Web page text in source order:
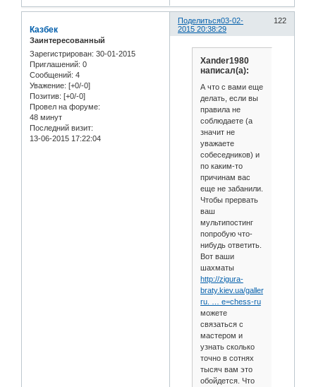
Поделиться 122
03-02-
2015 20:38:29
Казбек
Заинтересованный
Зарегистрирован: 30-01-2015
Приглашений: 0
Сообщений: 4
Уважение: [+0/-0]
Позитив: [+0/-0]
Провел на форуме:
48 минут
Последний визит:
13-06-2015 17:22:04
Xander1980
написал(а):
А что с вами еще
делать, если вы
правила не
соблюдаете (а
значит не
уважаете
собеседников) и
по каким-то
причинам вас
еще не забанили.
Чтобы прервать
ваш
мультипостинг
попробую что-
нибудь ответить.
Вот ваши
шахматы
http://zigura-
braty.kiev.ua/gallery-
ru. … e=chess-ru
можете
связаться с
мастером и
узнать сколько
точно в сотнях
тысяч вам это
обойдется. Что